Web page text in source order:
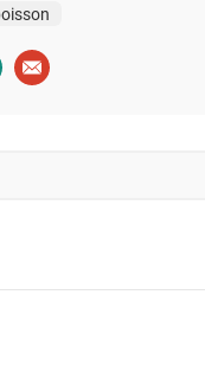
aussi éclatante.
pinterest
sur whatsapp
Envoyer à un ami